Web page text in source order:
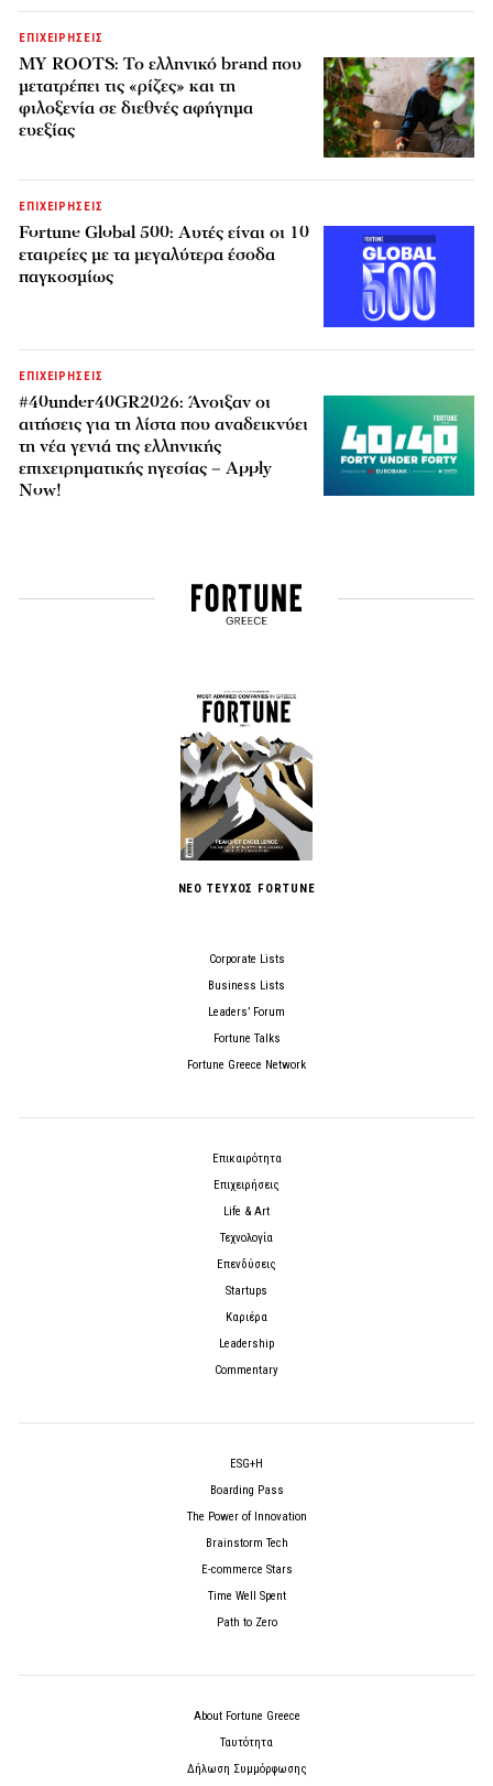
ΕΠΙΧΕΙΡΗΣΕΙΣ
MY ROOTS: Το ελληνικό brand που
μετατρέπει τις «ρίζες» και τη
φιλοξενία σε διεθνές αφήγημα
ευεξίας
ΕΠΙΧΕΙΡΗΣΕΙΣ
Fortune Global 500: Αυτές είναι οι 10
εταιρείες με τα μεγαλύτερα έσοδα
παγκοσμίως
ΕΠΙΧΕΙΡΗΣΕΙΣ
#40under40GR2026: Άνοιξαν οι
αιτήσεις για τη λίστα που αναδεικνύει
τη νέα γενιά της ελληνικής
επιχειρηματικής ηγεσίας – Apply
Now!
ΝΕΟ ΤΕΥΧΟΣ FORTUNE
Corporate Lists
Business Lists
Leaders’ Forum
Fortune Talks
Fortune Greece Network
Επικαιρότητα
Επιχειρήσεις
Life & Art
Τεχνολογία
Επενδύσεις
Startups
Καριέρα
Leadership
Commentary
ESG+H
Boarding Pass
The Power of Innovation
Brainstorm Tech
E-commerce Stars
Time Well Spent
Path to Zero
About Fortune Greece
Ταυτότητα
Δήλωση Συμμόρφωσης